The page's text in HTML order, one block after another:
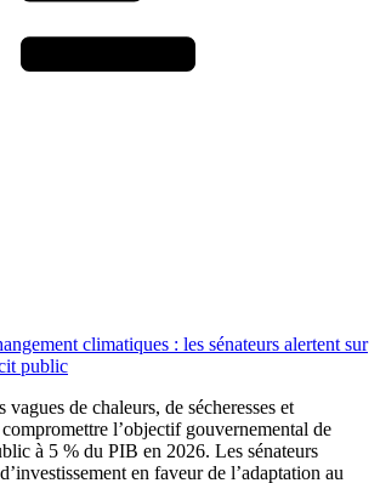
climatiques : les sénateurs alertent sur
public
de chaleurs, de sécheresses et
l’objectif gouvernemental de
à 5 % du PIB en 2026. Les sénateurs
en faveur de l’adaptation au